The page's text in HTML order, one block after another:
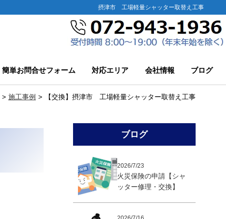
摂津市 工場軽量シャッター取替え工事
簡単お問合せフォーム 対応エリア 会社情報 ブログ
施工事例 【交換】摂津市 工場軽量シャッター取替え工事
ブログ
2026/7/23
火災保険の申請【シャ
ッター修理・交換】